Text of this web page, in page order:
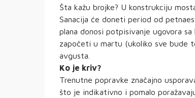
Šta kažu brojke? U konstrukciju
Sanacija će doneti period od
plana donosi potpisivanje ugovora
započeti u martu (ukoliko sve bude
avgusta.
Ko je kriv?
Trenutne popravke značajno
što je indikativno i pomalo